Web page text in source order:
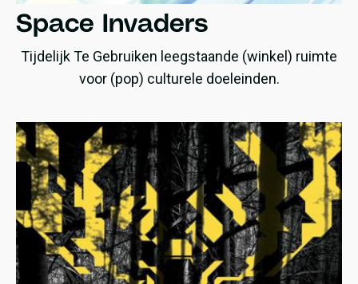
Space Invaders
Tijdelijk Te Gebruiken leegstaande (winkel) ruimte
voor (pop) culturele doeleinden.